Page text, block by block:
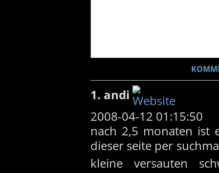
1. andi
2008-04-12 01:15:50
nach 2,5 monaten ist
dieser seite per
kleine versauten